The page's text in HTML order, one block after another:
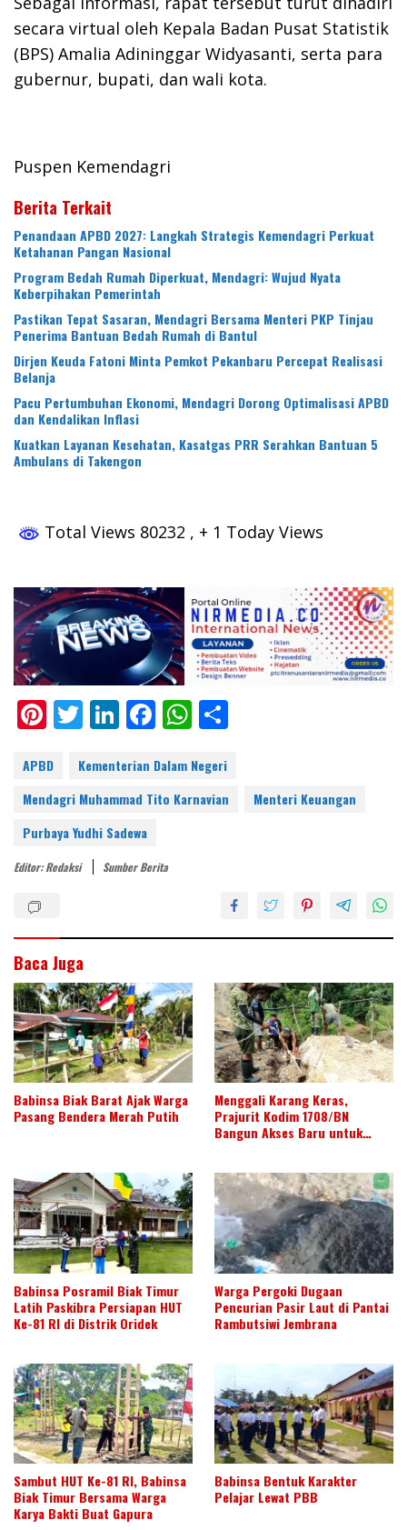
secara virtual oleh Kepala Badan Pusat Statistik
(BPS) Amalia Adininggar Widyasanti, serta para
gubernur, bupati, dan wali kota.
Puspen Kemendagri
Berita Terkait
Penandaan APBD 2027: Langkah Strategis Kemendagri Perkuat
Ketahanan Pangan Nasional
Program Bedah Rumah Diperkuat, Mendagri: Wujud Nyata
Keberpihakan Pemerintah
Pastikan Tepat Sasaran, Mendagri Bersama Menteri PKP Tinjau
Penerima Bantuan Bedah Rumah di Bantul
Dirjen Keuda Fatoni Minta Pemkot Pekanbaru Percepat Realisasi
Belanja
Pacu Pertumbuhan Ekonomi, Mendagri Dorong Optimalisasi APBD
dan Kendalikan Inflasi
Kuatkan Layanan Kesehatan, Kasatgas PRR Serahkan Bantuan 5
Ambulans di Takengon
Total Views 80232 , + 1 Today Views
Pi
er
e
st
T
itt
er
Li
k
e
dI
n
F
e
b
o
W
at
s
APBD
Kementerian Dalam Negeri
Mendagri Muhammad Tito Karnavian
Menteri Keuangan
Purbaya Yudhi Sadewa
Editor: Redaksi Sumber Berita
Baca Juga
Babinsa Biak Barat Ajak Warga
Pasang Bendera Merah Putih
Menggali Karang Keras,
Prajurit Kodim 1708/BN
Bangun Akses Baru untuk
Babinsa Posramil Biak Timur
Latih Paskibra Persiapan HUT
Ke-81 RI di Distrik Oridek
Warga Pergoki Dugaan
Pencurian Pasir Laut di Pantai
Rambutsiwi Jembrana
Sambut HUT Ke-81 RI, Babinsa
Biak Timur Bersama Warga
Karya Bakti Buat Gapura
Babinsa Bentuk Karakter
Pelajar Lewat PBB